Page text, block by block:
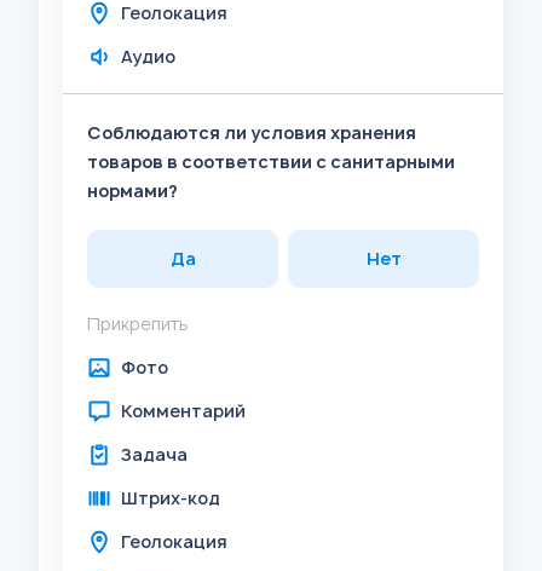
Геолокация
Аудио
Соблюдаются ли условия хранения
товаров в соответствии с санитарными
нормами?
Да Нет
Прикрепить
Фото
Комментарий
Задача
Штрих-код
Геолокация